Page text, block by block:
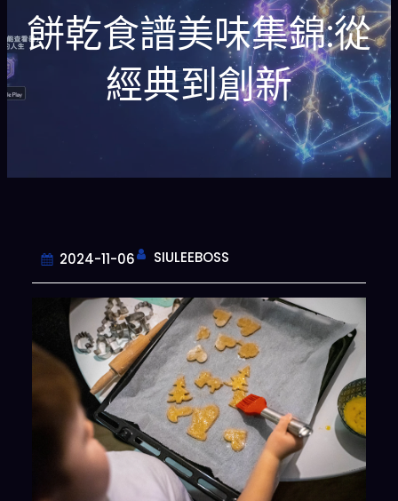
餅乾食譜美味集錦:從
經典到創新
2024-11-06 SIULEEBOSS